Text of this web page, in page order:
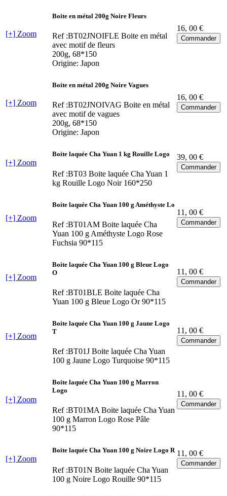
[+] Zoom
Boite en métal 200g Noire Fleurs
Ref :BT02JNOIFLE Boite en métal
avec motif de fleurs
200g, 68*150
Origine: Japon
16, 00 €
[+] Zoom
Boite en métal 200g Noire Vagues
Ref :BT02JNOIVAG Boite en métal
avec motif de vagues
200g, 68*150
Origine: Japon
16, 00 €
[+] Zoom
Boite laquée Cha Yuan 1 kg Rouille Logo
Ref :BT03 Boite laquée Cha Yuan 1
kg Rouille Logo Noir 160*250
39, 00 €
[+] Zoom
Boite laquée Cha Yuan 100 g Améthyste Lo
Ref :BT01AM Boite laquée Cha
Yuan 100 g Améthyste Logo Rose
Fuchsia 90*115
11, 00 €
[+] Zoom
Boite laquée Cha Yuan 100 g Bleue Logo
O
Ref :BT01BLE Boite laquée Cha
Yuan 100 g Bleue Logo Or 90*115
11, 00 €
[+] Zoom
Boite laquée Cha Yuan 100 g Jaune Logo
T
Ref :BT01J Boite laquée Cha Yuan
100 g Jaune Logo Turquoise 90*115
11, 00 €
[+] Zoom
Boite laquée Cha Yuan 100 g Marron
Logo
Ref :BT01MA Boite laquée Cha Yuan
100 g Marron Logo Rose Pâle
90*115
11, 00 €
[+] Zoom
Boite laquée Cha Yuan 100 g Noire Logo R
Ref :BT01N Boite laquée Cha Yuan
100 g Noire Logo Rouille 90*115
11, 00 €